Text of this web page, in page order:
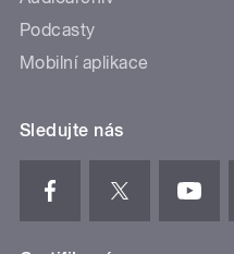
Podcasty
Mobilní aplikace
Sledujte nás